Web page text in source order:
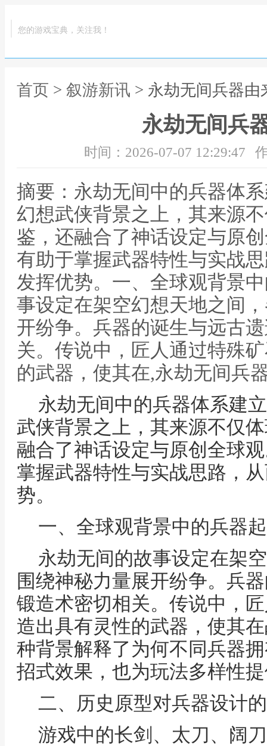
您的游戏宝典，关注我！
首页 > 叙游新讯 > 永劫无间兵器由
永劫无间兵
时间：2026-07-07 12:29:47
摘要：永劫无间中的兵器体
幻想武侠背景之上，其来源
鉴，还融合了神话设定与原
有助于掌握武器特性与实战
发挥优势。一、全球观背景
事设定在架空幻想天地之间
开纷争。兵器的诞生与远古
关。传说中，匠人通过特殊
的武器，使其在,永劫无间兵
永劫无间中的兵器体系建
武侠背景之上，其来源不仅
融合了神话设定与原创全球
掌握武器特性与实战思路，
势。
一、全球观背景中的兵器
永劫无间的故事设定在架
围绕神秘力量展开纷争。兵
锻造术密切相关。传说中，
造出具有灵性的武器，使其
种背景解释了为何不同兵器
招式效果，也为玩法多样性
二、历史原型对兵器设计
游戏中的长剑、太刀、阔